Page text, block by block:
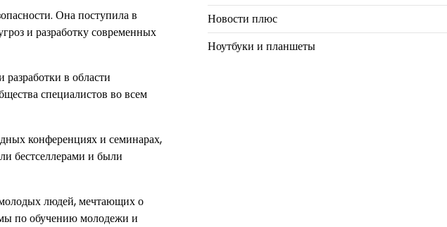
Она поступила в
и разработку современных
в области
специалистов во всем
конференциях и семинарах,
бестселлерами и были
людей, мечтающих о
по обучению молодежи и
Новости плюс
Ноутбуки и планшеты